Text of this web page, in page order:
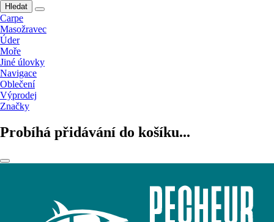
Hledat
Carpe
Masožravec
Úder
Moře
Jiné úlovky
Navigace
Oblečení
Výprodej
Značky
Probíhá přidávání do košíku...